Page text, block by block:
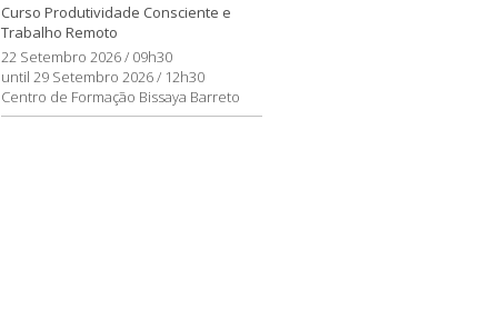
Curso Produtividade Consciente e
Trabalho Remoto
22 Setembro 2026 / 09h30
until 29 Setembro 2026 / 12h30
Centro de Formação Bissaya Barreto